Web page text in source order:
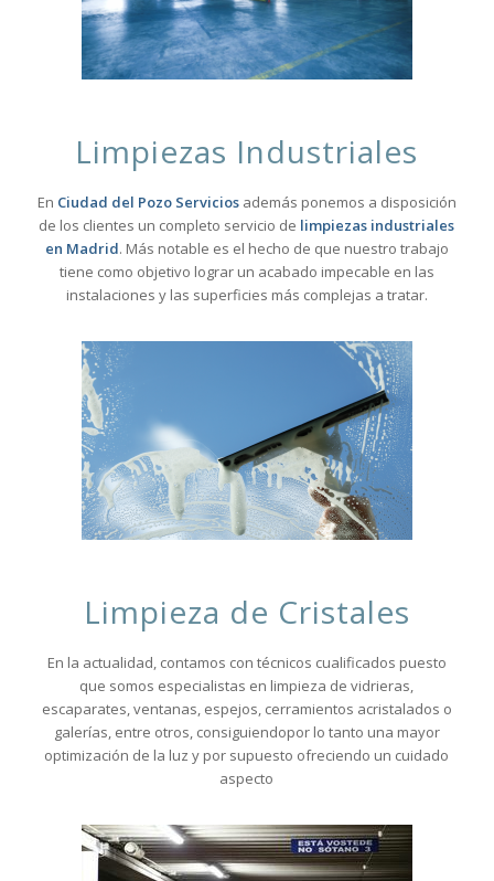
Limpiezas Industriales
En Ciudad del Pozo Serviciosademás ponemos a disposición
de los clientes un completo servicio de limpiezas industriales
en Madrid. Más notable es el hecho de que nuestro trabajo
tiene como objetivo lograr un acabado impecable en las
instalaciones y las superficies más complejas a tratar.
Limpieza de Cristales
En la actualidad, contamos con técnicos cualificados puesto
que somos especialistas en limpieza de vidrieras,
escaparates, ventanas, espejos, cerramientos acristalados o
galerías, entre otros, consiguiendopor lo tanto una mayor
optimización de la luz y por supuesto ofreciendo un cuidado
aspecto